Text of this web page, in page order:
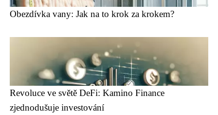
Obezdívka vany: Jak na to krok za krokem?
Revoluce ve světě DeFi: Kamino Finance
zjednodušuje investování